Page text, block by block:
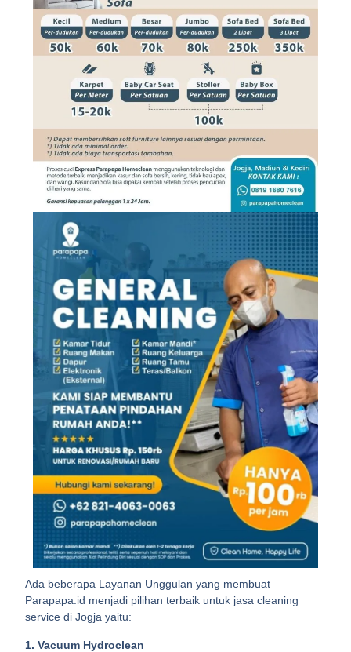
Ada beberapa Layanan Unggulan yang membuat
Parapapa.id menjadi pilihan terbaik untuk jasa cleaning
service di Jogja yaitu:
1. Vacuum Hydroclean